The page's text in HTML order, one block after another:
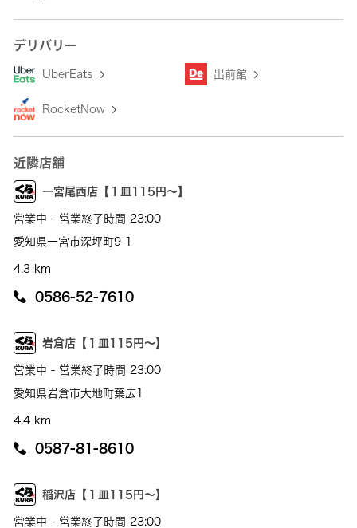
デリバリー
UberEats 出前館
RocketNow
近隣店舗
一宮尾西店【１皿115円～】
営業中 - 営業終了時間 23:00
愛知県一宮市深坪町9-1
4.3 km
0586-52-7610
岩倉店【１皿115円～】
営業中 - 営業終了時間 23:00
愛知県岩倉市大地町葉広1
4.4 km
0587-81-8610
稲沢店【１皿115円～】
営業中 - 営業終了時間 23:00